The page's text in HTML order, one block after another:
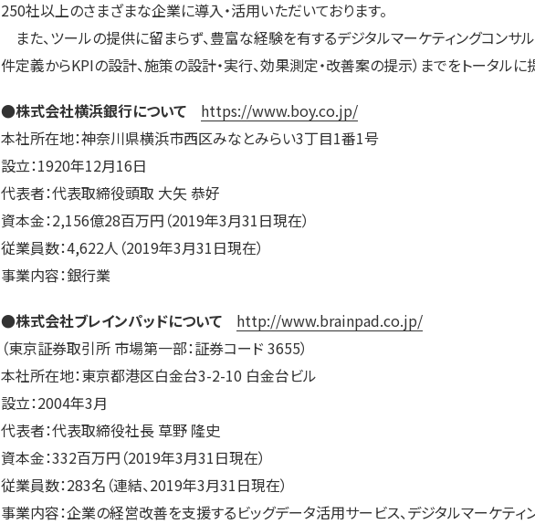
250社以上のさまざまな企業に導入・活用いただいております。
また、ツールの提供に留まらず、豊富な経験を有するデジタルマーケティングコンサ
件定義からKPIの設計、施策の設計・実行、効果測定・改善案の提示）までをトータルに
●株式会社横浜銀行について
https://www.boy.co.jp/
本社所在地：神奈川県横浜市西区みなとみらい3丁目1番1号
設立：1920年12月16日
代表者：代表取締役頭取 大矢 恭好
資本金：2,156億28百万円（2019年3月31日現在）
従業員数：4,622人（2019年3月31日現在）
事業内容：銀行業
●株式会社ブレインパッドについて
http://www.brainpad.co.jp/
（東京証券取引所 市場第一部：証券コード 3655）
本社所在地：東京都港区白金台3-2-10 白金台ビル
設立：2004年3月
代表者：代表取締役社長 草野 隆史
資本金：332百万円（2019年3月31日現在）
従業員数：283名（連結、2019年3月31日現在）
事業内容：企業の経営改善を支援するビッグデータ活用サービス、デジタルマーケティ